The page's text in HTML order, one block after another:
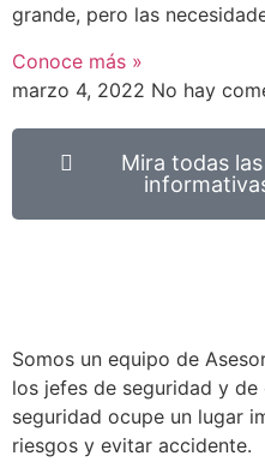
grande, pero las
Conoce más »
marzo 4, 2022 No hay
Mira todas
Somos un equipo de
los jefes de seguridad y
seguridad ocupe un lugar
riesgos y evitar accidente.